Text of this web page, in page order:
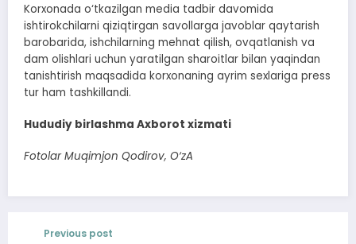
Korxonada o‘tkazilgan media tadbir davomida
ishtirokchilarni qiziqtirgan savollarga javoblar qaytarish
barobarida, ishchilarning mehnat qilish, ovqatlanish va
dam olishlari uchun yaratilgan sharoitlar bilan yaqindan
tanishtirish maqsadida korxonaning ayrim sexlariga press
tur ham tashkillandi.
Hududiy birlashma Axborot xizmati
Fotolar Muqimjon Qodirov, O‘zA
Previous post